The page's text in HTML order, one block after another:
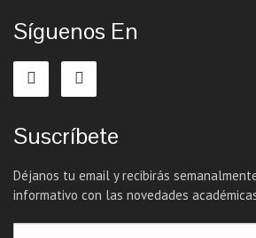
Síguenos En
Suscríbete
Déjanos tu email y recibirás
informativo con las novedades